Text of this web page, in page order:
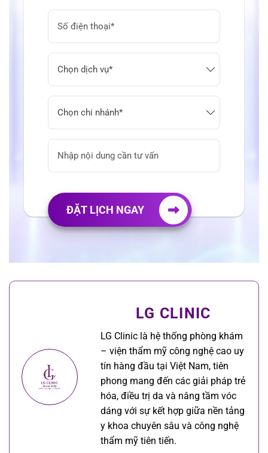
ĐẶT LỊCH NGAY
LG CLINIC
LG Clinic là hệ thống phòng khám
– viện thẩm mỹ công nghệ cao uy
tín hàng đầu tại Việt Nam, tiên
phong mang đến các giải pháp trẻ
hóa, điều trị da và nâng tầm vóc
dáng với sự kết hợp giữa nền tảng
y khoa chuyên sâu và công nghệ
thẩm mỹ tiên tiến.